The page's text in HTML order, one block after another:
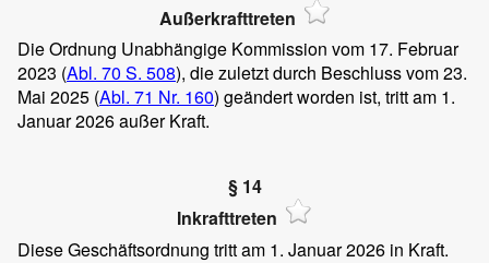
Außerkrafttreten
Die Ordnung Unabhängige Kommission vom 17. Februar
2023 (Abl. 70 S. 508), die zuletzt durch Beschluss vom 23.
Mai 2025 (Abl. 71 Nr. 160) geändert worden ist, tritt am 1.
Januar 2026 außer Kraft.
§ 14
Inkrafttreten
Diese Geschäftsordnung tritt am 1. Januar 2026 in Kraft.